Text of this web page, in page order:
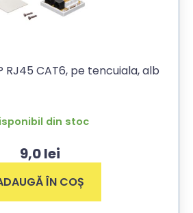
RJ45 CAT6, pe tencuiala, alb
din stoc
9,0lei
ÎN COȘ